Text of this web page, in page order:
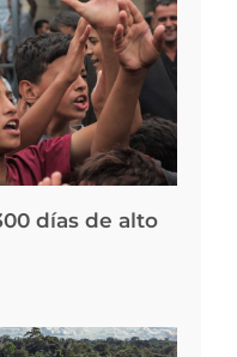
días de alto